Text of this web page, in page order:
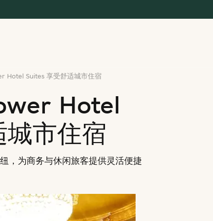
Hotel Suites 享受舒适城市住宿
Hotel
市住宿
，为商务与休闲旅客提供灵活便捷